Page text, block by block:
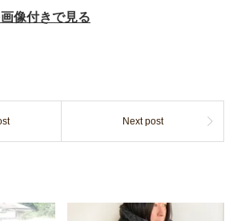
像付きで見る
Next post